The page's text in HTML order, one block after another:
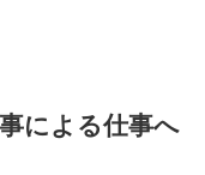
による仕事へ